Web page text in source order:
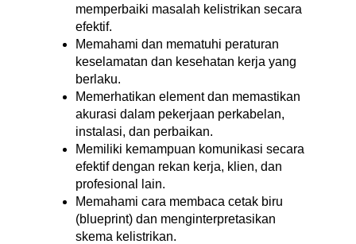
memperbaiki masalah kelistrikan secara
efektif.
Memahami dan mematuhi peraturan
keselamatan dan kesehatan kerja yang
berlaku.
Memerhatikan element dan memastikan
akurasi dalam pekerjaan perkabelan,
instalasi, dan perbaikan.
Memiliki kemampuan komunikasi secara
efektif dengan rekan kerja, klien, dan
profesional lain.
Memahami cara membaca cetak biru
(blueprint) dan menginterpretasikan
skema kelistrikan.